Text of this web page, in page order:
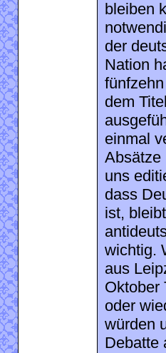
bleiben
der
Nation
dem
einmal
Absätze
uns
dass
ist,
wichtig.
aus
Oktober
oder
würden
Debatte